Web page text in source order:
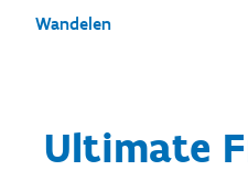
Wandelen
Ultimate